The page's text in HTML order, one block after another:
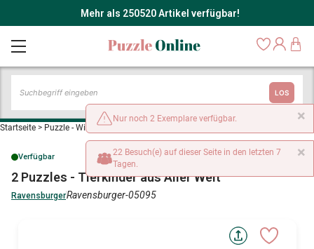
Mehr als 250520 Artikel verfügbar!
LOS
Startseite > Puzzle - Wilde Tiere
Verfügbar
2 Puzzles - Tierkinder aus Aller Welt
RavensburgerRavensburger-05095
×
Nur noch 2 Exemplare verfügbar.
×
22 Besuch(e) auf dieser Seite in den letzten 7
Tagen.